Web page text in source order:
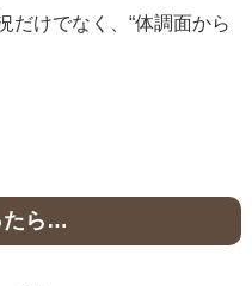
だけでなく、“体調面から
たら…